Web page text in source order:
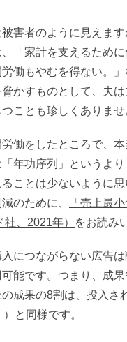
害者のように見えま
「家計を支えるため
働もやむを得ない。
かすものとして、夫
ことも珍しくありませ
働をしたところで、
年功序列」というよ
ことは少ないように
のために、
「売上最
、2021年）
をお読み
につながらない広告
能です。つまり、成
成果の8割は、投入
と同様です。